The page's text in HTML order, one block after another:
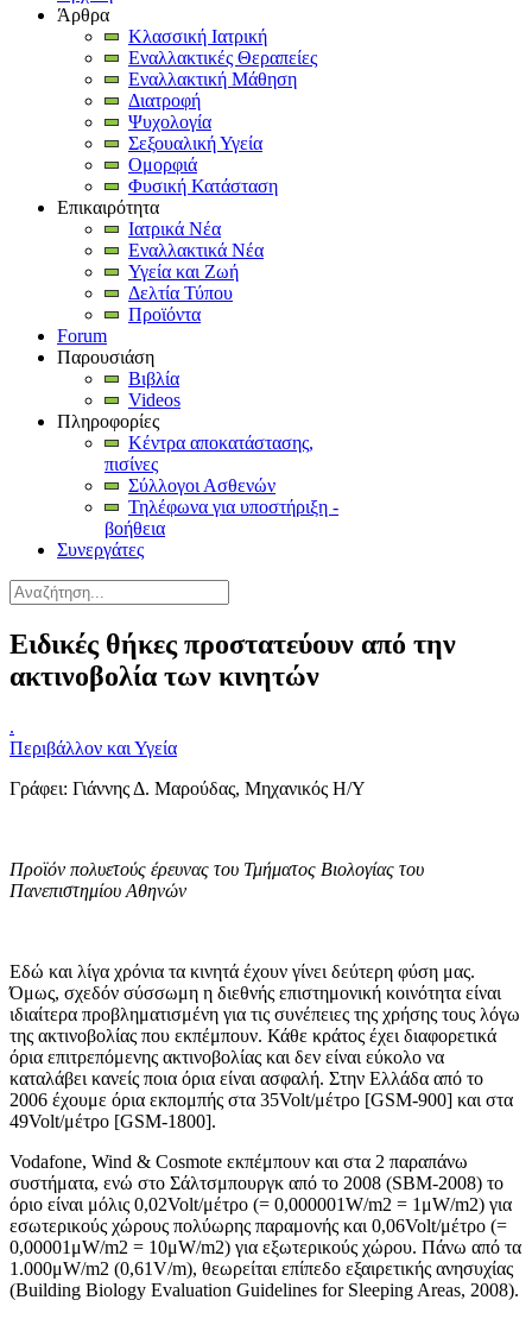
Άρθρα
Κλασσική Ιατρική
Εναλλακτικές Θεραπείες
Εναλλακτική Μάθηση
Διατροφή
Ψυχολογία
Σεξουαλική Υγεία
Ομορφιά
Φυσική Κατάσταση
Επικαιρότητα
Ιατρικά Νέα
Εναλλακτικά Νέα
Υγεία και Ζωή
Δελτία Τύπου
Προϊόντα
Forum
Παρουσιάση
Βιβλία
Videos
Πληροφορίες
Κέντρα αποκατάστασης,
πισίνες
Σύλλογοι Ασθενών
Τηλέφωνα για υποστήριξη -
βοήθεια
Συνεργάτες
Ειδικές θήκες προστατεύουν από την
ακτινοβολία των κινητών
.
Περιβάλλον και Υγεία
Γράφει: Γιάννης Δ. Μαρούδας, Μηχανικός Η/Υ
Προϊόν πολυετούς έρευνας του Τμήματος Βιολογίας του
Πανεπιστημίου Αθηνών
Εδώ και λίγα χρόνια τα κινητά έχουν γίνει δεύτερη φύση μας.
Όμως, σχεδόν σύσσωμη η διεθνής επιστημονική κοινότητα είναι
ιδιαίτερα προβληματισμένη για τις συνέπειες της χρήσης τους λόγω
της ακτινοβολίας που εκπέμπουν. Κάθε κράτος έχει διαφορετικά
όρια επιτρεπόμενης ακτινοβολίας και δεν είναι εύκολο να
καταλάβει κανείς ποια όρια είναι ασφαλή. Στην Ελλάδα από το
2006 έχουμε όρια εκπομπής στα 35Volt/μέτρο [GSM-900] και στα
49Volt/μέτρο [GSM-1800].
Vodafone, Wind & Cosmote εκπέμπουν και στα 2 παραπάνω
συστήματα, ενώ στο Σάλτσμπουργκ από το 2008 (SBM-2008) το
όριο είναι μόλις 0,02Volt/μέτρο (= 0,000001W/m2 = 1μW/m2) για
εσωτερικούς χώρους πολύωρης παραμονής και 0,06Volt/μέτρο (=
0,00001μW/m2 = 10μW/m2) για εξωτερικούς χώρου. Πάνω από τα
1.000μW/m2 (0,61V/m), θεωρείται επίπεδο εξαιρετικής ανησυχίας
(Building Biology Evaluation Guidelines for Sleeping Areas, 2008).